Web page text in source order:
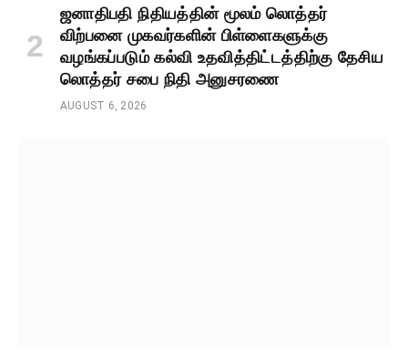
ஜனாதிபதி நிதியத்தின் மூலம் லொத்தர்
விற்பனை முகவர்களின் பிள்ளைகளுக்கு
வழங்கப்படும் கல்வி உதவித்திட்டத்திற்கு தேசிய
லொத்தர் சபை நிதி அனுசரணை
AUGUST 6, 2026